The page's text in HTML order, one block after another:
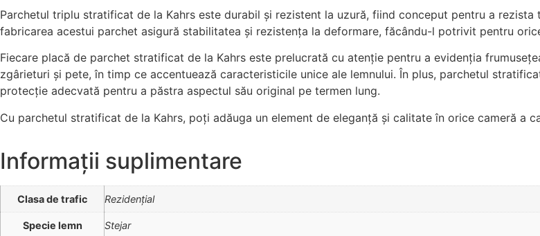
Parchetul triplu stratificat de la Kahrs este durabil și rezistent la uzură, fiind conceput pentru a
fabricarea acestui parchet asigură stabilitatea și rezistența la deformare, făcându-l potrivit pentru
Fiecare placă de parchet stratificat de la Kahrs este prelucrată cu atenție pentru a evidenția
zgârieturi și pete, în timp ce accentuează caracteristicile unice ale lemnului. În plus, parchetul
protecție adecvată pentru a păstra aspectul său original pe termen lung.
Cu parchetul stratificat de la Kahrs, poți adăuga un element de eleganță și calitate în orice cameră a
Informații suplimentare
Clasa de trafic Rezidențial
Specie lemn Stejar